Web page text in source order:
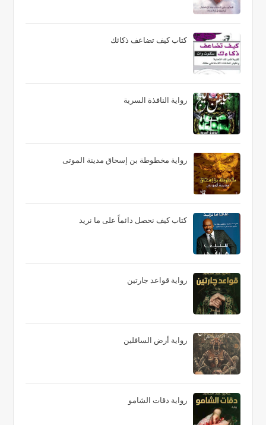
كتاب كيف تضاعف ذكائك
رواية النافذة السرية
رواية مخطوطة بن إسحاق مدينة الموتى
كتاب كيف نحصل دائماً على ما نريد
رواية قواعد جارتين
رواية أرض السافلين
رواية دقات الشامو